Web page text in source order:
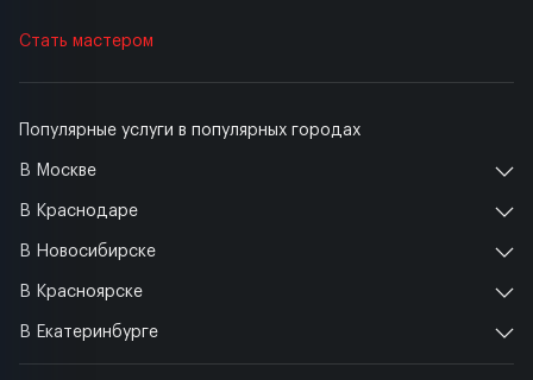
Популярные услуги в популярных городах
В Москве
В Краснодаре
В Новосибирске
В Красноярске
В Екатеринбурге
Стать мастером